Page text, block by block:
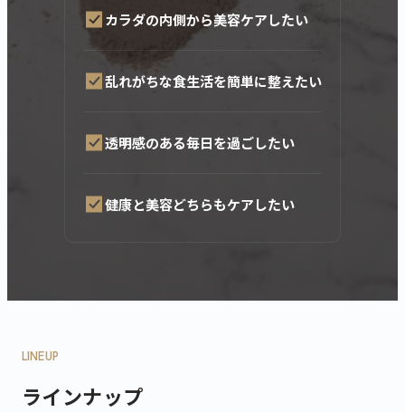
カラダの内側から美容ケアしたい
乱れがちな食生活を簡単に整えたい
透明感のある毎日を過ごしたい
健康と美容どちらもケアしたい
LINEUP
ラインナップ
ティープロテイン ホエイプロテイン
抹茶ラテ
5,940
アサイーミックス